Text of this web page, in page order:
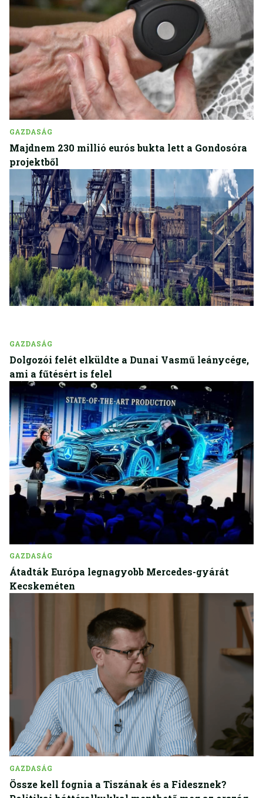
GAZDASÁG
Majdnem 230 millió eurós bukta lett a Gondosóra
projektből
GAZDASÁG
Dolgozói felét elküldte a Dunai Vasmű leánycége,
ami a fűtésért is felel
GAZDASÁG
Átadták Európa legnagyobb Mercedes-gyárát
Kecskeméten
GAZDASÁG
Össze kell fognia a Tiszának és a Fidesznek?